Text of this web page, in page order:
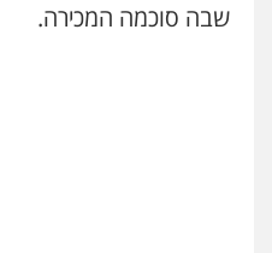
שבה סוכמה המכירה.